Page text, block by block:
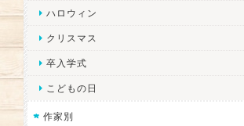
ハロウィン
クリスマス
卒入学式
こどもの日
作家別